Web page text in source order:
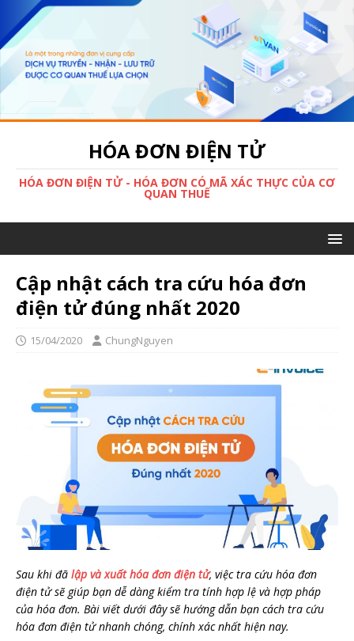
HÓA ĐƠN ĐIỆN TỬ
HÓA ĐƠN ĐIỆN TỬ - HÓA ĐƠN CÓ MÃ XÁC THỰC CỦA CƠ
QUAN THUẾ
Cập nhật cách tra cứu hóa đơn
điện tử đúng nhất 2020
15/04/2020 ChungNguyen
Sau khi đã lập và xuất hóa đơn điện tử, việc tra cứu hóa đơn
điện tử sẽ giúp bạn dễ dàng kiểm tra tính hợp lệ và hợp pháp
của hóa đơn. Bài viết dưới đây sẽ hướng dẫn bạn cách tra cứu
hóa đơn điện tử nhanh chóng, chính xác nhất hiện nay.